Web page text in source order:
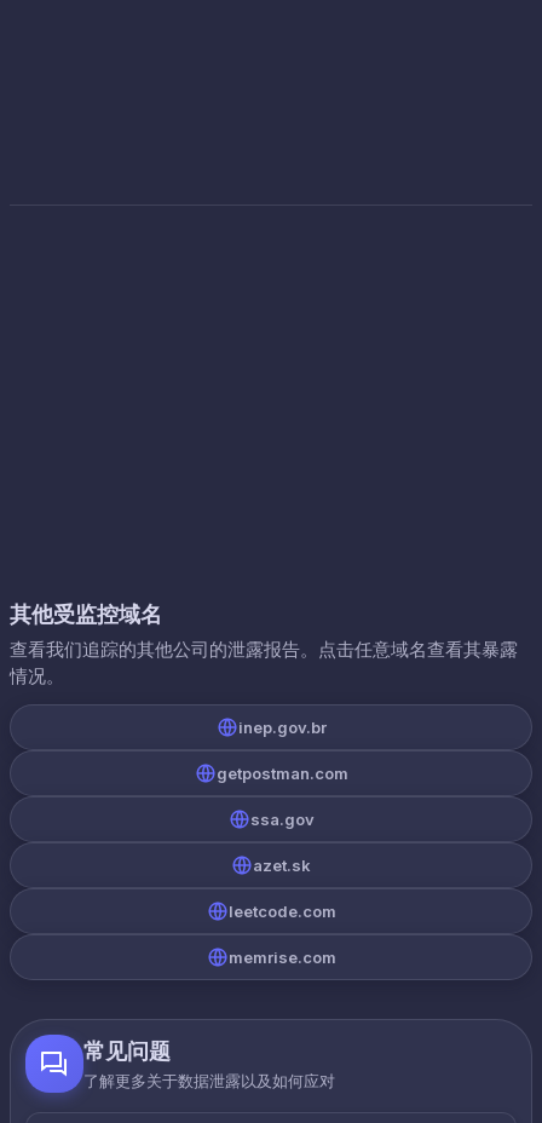
其他受监控域名
查看我们追踪的其他公司的泄露报告。点击任意域名查看其暴露
情况。
inep.gov.br
getpostman.com
ssa.gov
azet.sk
leetcode.com
memrise.com
常见问题
了解更多关于数据泄露以及如何应对